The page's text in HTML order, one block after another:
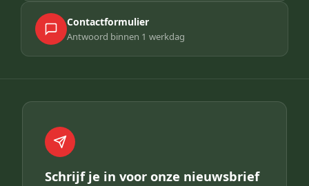
Contactformulier
Antwoord binnen 1 werkdag
Schrijf je in voor onze nieuwsbrief